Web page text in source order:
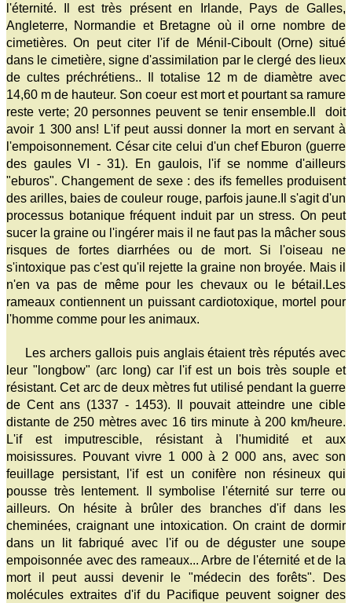
l'éternité. Il est très présent en Irlande, Pays de Galles,
Angleterre, Normandie et Bretagne où il orne nombre de
cimetières. On peut citer l'if de Ménil-Ciboult (Orne) situé
dans le cimetière, signe d'assimilation par le clergé des lieux
de cultes préchrétiens.. Il totalise 12 m de diamètre avec
14,60 m de hauteur. Son coeur est mort et pourtant sa ramure
reste verte; 20 personnes peuvent se tenir ensemble.Il doit
avoir 1 300 ans! L'if peut aussi donner la mort en servant à
l'empoisonnement. César cite celui d'un chef Eburon (guerre
des gaules VI - 31). En gaulois, l'if se nomme d'ailleurs
"eburos". Changement de sexe : des ifs femelles produisent
des arilles, baies de couleur rouge, parfois jaune.Il s'agit d'un
processus botanique fréquent induit par un stress. On peut
sucer la graine ou l'ingérer mais il ne faut pas la mâcher sous
risques de fortes diarrhées ou de mort. Si l'oiseau ne
s'intoxique pas c'est qu'il rejette la graine non broyée. Mais il
n'en va pas de même pour les chevaux ou le bétail.Les
rameaux contiennent un puissant cardiotoxique, mortel pour
l'homme comme pour les animaux.
Les archers gallois puis anglais étaient très réputés avec
leur "longbow" (arc long) car l'if est un bois très souple et
résistant. Cet arc de deux mètres fut utilisé pendant la guerre
de Cent ans (1337 - 1453). Il pouvait atteindre une cible
distante de 250 mètres avec 16 tirs minute à 200 km/heure.
L'if est imputrescible, résistant à l'humidité et aux
moisissures. Pouvant vivre 1 000 à 2 000 ans, avec son
feuillage persistant, l'if est un conifère non résineux qui
pousse très lentement. Il symbolise l'éternité sur terre ou
ailleurs. On hésite à brûler des branches d'if dans les
cheminées, craignant une intoxication. On craint de dormir
dans un lit fabriqué avec l'if ou de déguster une soupe
empoisonnée avec des rameaux... Arbre de l'éternité et de la
mort il peut aussi devenir le "médecin des forêts". Des
molécules extraites d'if du Pacifique peuvent soigner des